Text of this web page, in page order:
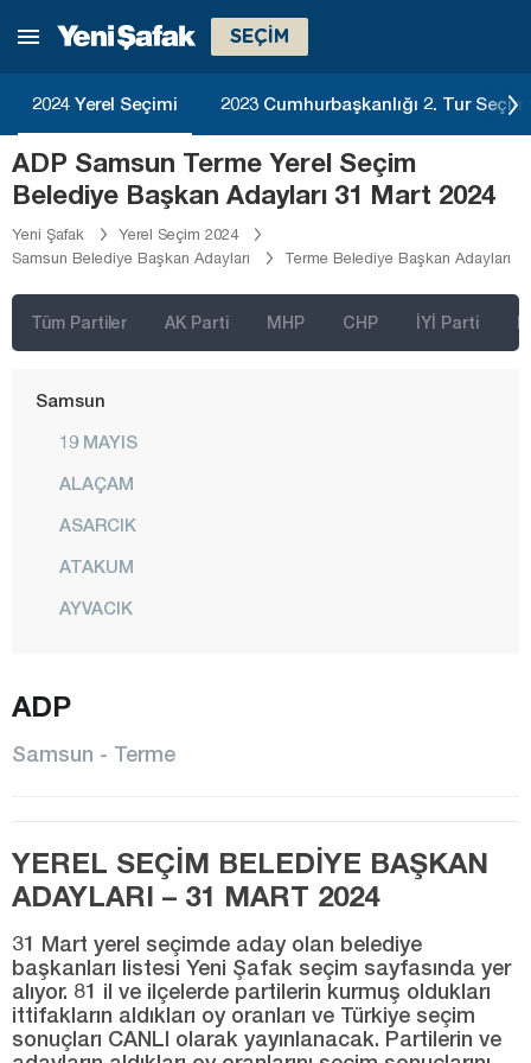
SEÇİM
2024 Yerel Seçimi 2023 Cumhurbaşkanlığı 2. Tur
ADP Samsun Terme Yerel Seçim
Belediye Başkan Adayları 31 Mart 2024
Yeni Şafak
Yerel Seçim 2024
Samsun Belediye Başkan Adayları
Terme Belediye Başkan Adayları
Tüm Partiler AK Parti MHP CHP İYİ Parti
Muş
Niğde
Ordu
Osmaniye
Sakarya
Samsun
19 MAYIS
ALAÇAM
ASARCIK
ATAKUM
AYVACIK
KAVAK
LADİK
SALIPAZARI
TEKKEKÖY
TERME
ADP
Samsun - Terme
YEREL SEÇİM BELEDİYE BAŞKAN
ADAYLARI – 31 MART 2024
31 Mart yerel seçimde aday olan belediye
başkanları listesi Yeni Şafak seçim sayfasında yer
alıyor. 81 il ve ilçelerde partilerin kurmuş oldukları
ittifakların aldıkları oy oranları ve Türkiye seçim
sonuçları CANLI olarak yayınlanacak. Partilerin ve